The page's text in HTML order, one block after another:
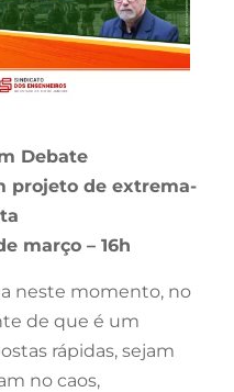
Debate
projeto de extrema-
março – 16h
neste momento, no
de que é um
rápidas, sejam
no caos,